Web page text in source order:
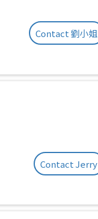
Contact 劉小姐
Contact Jerry